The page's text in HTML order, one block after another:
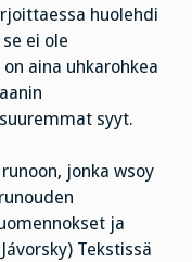
huolehdi
ei ole
aina uhkarohkea
syyt.
jonka wsoy
ja
Tekstissä